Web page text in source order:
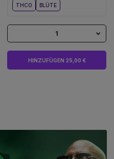
THCO BLÜTE
1
HINZUFÜGEN 25,00 €